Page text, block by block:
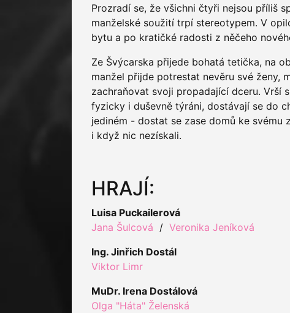
Prozradí se, že všichni čtyři nejsou příliš
manželské soužití trpí stereotypem. V
bytu a po kratičké radosti z něčeho
Ze Švýcarska přijede bohatá tetička, na
manžel přijde potrestat nevěru své ženy,
zachraňovat svoji propadající dceru. Vrší
fyzicky i duševně týráni, dostávají se do
jediném - dostat se zase domů ke svému
i když nic nezískali.
HRAJÍ:
Luisa Puckailerová
Jana Šulcová / Veronika Jeníková
Ing. Jinřich Dostál
Viktor Limr
MuDr. Irena Dostálová
Olga "Háta" Želenská